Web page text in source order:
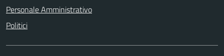
Personale Amministrativo
Politici